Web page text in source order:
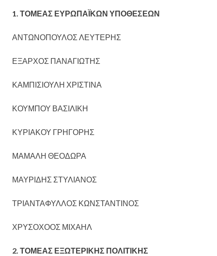
1. ΤΟΜΕΑΣ ΕΥΡΩΠΑΪΚΩΝ ΥΠΟΘΕΣΕΩΝ
ΑΝΤΩΝΟΠΟΥΛΟΣ ΛΕΥΤΕΡΗΣ
ΕΞΑΡΧΟΣ ΠΑΝΑΓΙΩΤΗΣ
ΚΑΜΠΙΣΙΟΥΛΗ ΧΡΙΣΤΙΝΑ
ΚΟΥΜΠΟΥ ΒΑΣΙΛΙΚΗ
ΚΥΡΙΑΚΟΥ ΓΡΗΓΟΡΗΣ
ΜΑΜΑΛΗ ΘΕΟΔΩΡΑ
ΜΑΥΡΙΔΗΣ ΣΤΥΛΙΑΝΟΣ
ΤΡΙΑΝΤΑΦΥΛΛΟΣ ΚΩΝΣΤΑΝΤΙΝΟΣ
ΧΡΥΣΟΧΟΟΣ ΜΙΧΑΗΛ
2. ΤΟΜΕΑΣ ΕΞΩΤΕΡΙΚΗΣ ΠΟΛΙΤΙΚΗΣ